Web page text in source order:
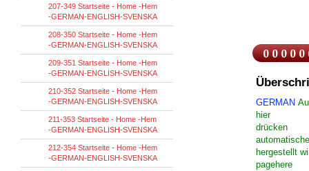
GERMAN
hier
drücken
hergestellt
pagehere
207-349 Startseite - Home -Hem
-GERMAN-ENGLISH-SVENSKA
208-350 Startseite - Home -Hem
-GERMAN-ENGLISH-SVENSKA
209-351 Startseite - Home -Hem
-GERMAN-ENGLISH-SVENSKA
210-352 Startseite - Home -Hem
-GERMAN-ENGLISH-SVENSKA
211-353 Startseite - Home -Hem
-GERMAN-ENGLISH-SVENSKA
212-354 Startseite - Home -Hem
-GERMAN-ENGLISH-SVENSKA